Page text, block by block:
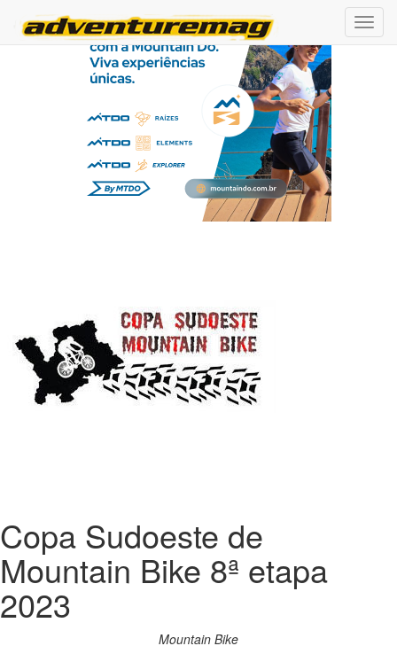
Copa Sudoeste de
Mountain Bike 8ª etapa
2023
Mountain Bike